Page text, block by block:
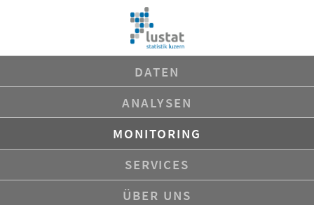
DATEN
ANALYSEN
MONITORING
SERVICES
ÜBER UNS